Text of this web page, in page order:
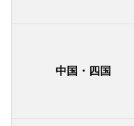
中国・四国